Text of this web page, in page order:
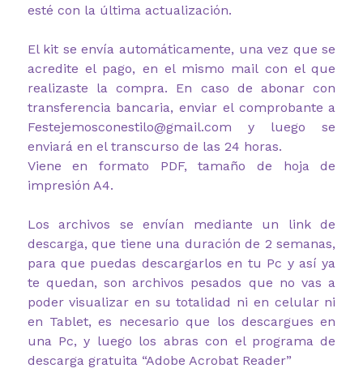
esté con la última actualización.
El kit se envía automáticamente, una vez que se
acredite el pago, en el mismo mail con el que
realizaste la compra. En caso de abonar con
transferencia bancaria, enviar el comprobante a
Festejemosconestilo@gmail.com y luego se
enviará en el transcurso de las 24 horas.
Viene en formato PDF, tamaño de hoja de
impresión A4.
Los archivos se envían mediante un link de
descarga, que tiene una duración de 2 semanas,
para que puedas descargarlos en tu Pc y así ya
te quedan, son archivos pesados que no vas a
poder visualizar en su totalidad ni en celular ni
en Tablet, es necesario que los descargues en
una Pc, y luego los abras con el programa de
descarga gratuita “Adobe Acrobat Reader”